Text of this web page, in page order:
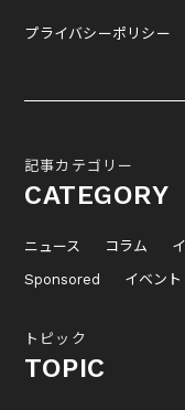
プライバシーポリシー
記事カテゴリー
CATEGORY
ニュース コラム
Sponsored
イベント
トピック
TOPIC